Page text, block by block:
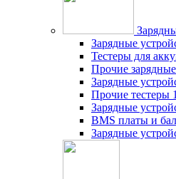
Зарядные
Тестеры для
Прочие
Зарядные
Прочие тестеры 1
Зарядные
BMS платы и
Зарядные